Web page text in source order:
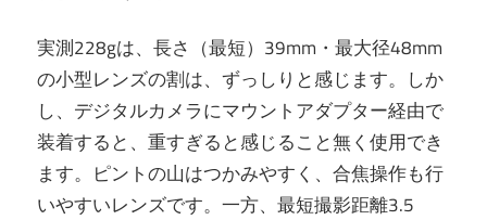
実測228gは、長さ（最短）39mm・最大径48mm
の小型レンズの割は、ずっしりと感じます。しか
し、デジタルカメラにマウントアダプター経由で
装着すると、重すぎると感じること無く使用でき
ます。ピントの山はつかみやすく、合焦操作も行
いやすいレンズです。一方、最短撮影距離3.5